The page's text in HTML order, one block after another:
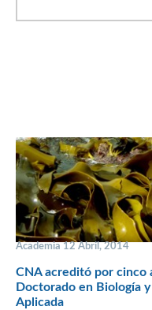
Academia 12 Abril, 2014
CNA acreditó por cinco
Doctorado en Biología y
Aplicada